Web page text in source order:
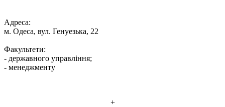
Адреса:
м. Одеса, вул. Генуезька, 22
Факультети:
- державного управління;
- менеджменту
+